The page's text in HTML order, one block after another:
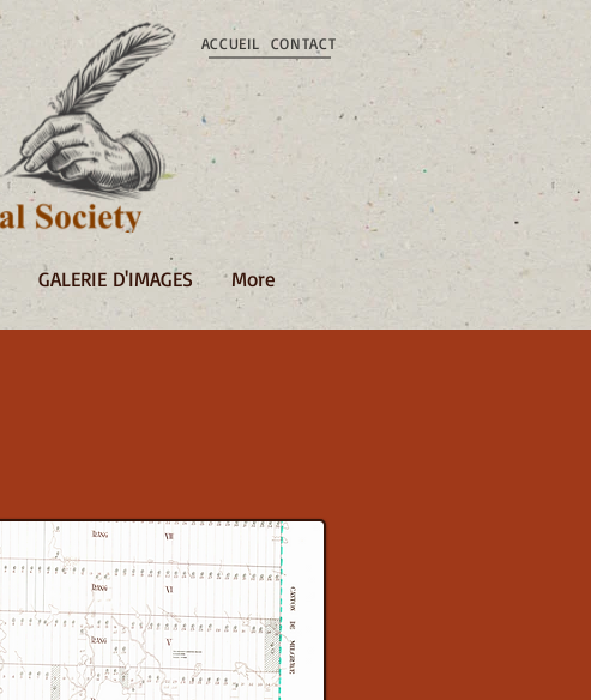
ACCUEIL CONTACT
GALERIE D'IMAGES More